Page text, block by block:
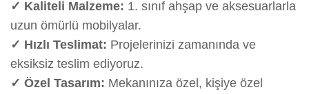
✓ Kaliteli Malzeme: 1. sınıf ahşap ve aksesuarlarla
uzun ömürlü mobilyalar.
✓ Hızlı Teslimat: Projelerinizi zamanında ve
eksiksiz teslim ediyoruz.
✓ Özel Tasarım: Mekanınıza özel, kişiye özel